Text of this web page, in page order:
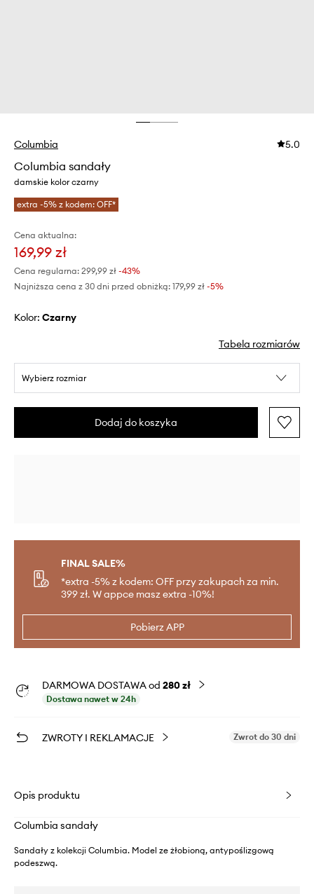
Columbia 5.0
Columbia sandały
damskie kolor czarny
extra -5% z kodem: OFF*
Cena aktualna:
169,99 zł
Cena regularna: 299,99 zł -43%
Najniższa cena z 30 dni przed obniżką: 179,99 zł -5%
Kolor: czarny
Tabela rozmiarów
Wybierz rozmiar
Dodaj do koszyka
FINAL SALE%
*extra -5% z kodem: OFF przy zakupach za min.
399 zł. W appce masz extra -10%!
Pobierz APP
DARMOWA DOSTAWA od 280 zł
Dostawa nawet w 24h
ZWROTY I REKLAMACJE Zwrot do 30 dni
Opis produktu
Columbia sandały
Sandały z kolekcji Columbia. Model ze żłobioną, antypoślizgową
podeszwą.